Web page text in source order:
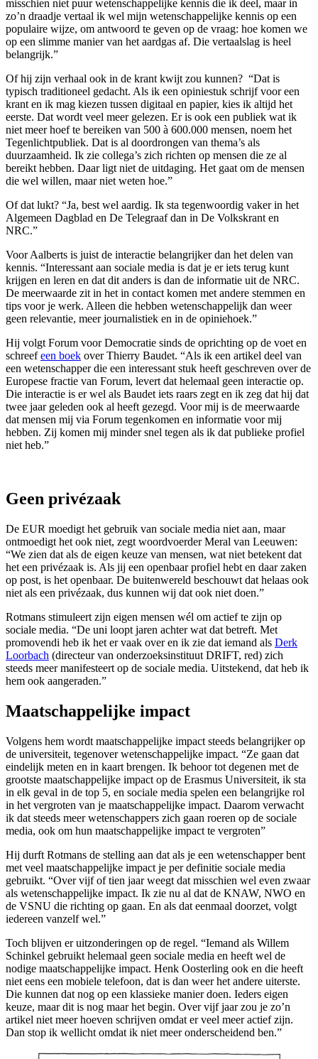
misschien niet puur wetenschappelijke kennis die ik deel, maar in
zo’n draadje vertaal ik wel mijn wetenschappelijke kennis op een
populaire wijze, om antwoord te geven op de vraag: hoe komen we
op een slimme manier van het aardgas af. Die vertaalslag is heel
belangrijk.”
Of hij zijn verhaal ook in de krant kwijt zou kunnen? “Dat is
typisch traditioneel gedacht. Als ik een opiniestuk schrijf voor een
krant en ik mag kiezen tussen digitaal en papier, kies ik altijd het
eerste. Dat wordt veel meer gelezen. Er is ook een publiek wat ik
niet meer hoef te bereiken van 500 à 600.000 mensen, noem het
Tegenlichtpubliek. Dat is al doordrongen van thema’s als
duurzaamheid. Ik zie collega’s zich richten op mensen die ze al
bereikt hebben. Daar ligt niet de uitdaging. Het gaat om de mensen
die wel willen, maar niet weten hoe.”
Of dat lukt? “Ja, best wel aardig. Ik sta tegenwoordig vaker in het
Algemeen Dagblad en De Telegraaf dan in De Volkskrant en
NRC.”
Voor Aalberts is juist de interactie belangrijker dan het delen van
kennis. “Interessant aan sociale media is dat je er iets terug kunt
krijgen en leren en dat dit anders is dan de informatie uit de NRC.
De meerwaarde zit in het in contact komen met andere stemmen en
tips voor je werk. Alleen die hebben wetenschappelijk dan weer
geen relevantie, meer journalistiek en in de opiniehoek.”
Hij volgt Forum voor Democratie sinds de oprichting op de voet en
schreefeen boek over Thierry Baudet. “Als ik een artikel deel van
een wetenschapper die een interessant stuk heeft geschreven over de
Europese fractie van Forum, levert dat helemaal geen interactie op.
Die interactie is er wel als Baudet iets raars zegt en ik zeg dat hij dat
twee jaar geleden ook al heeft gezegd. Voor mij is de meerwaarde
dat mensen mij via Forum tegenkomen en informatie voor mij
hebben. Zij komen mij minder snel tegen als ik dat publieke profiel
niet heb.”
Geen privézaak
De EUR moedigt het gebruik van sociale media niet aan, maar
ontmoedigt het ook niet, zegt woordvoerder Meral van Leeuwen:
“We zien dat als de eigen keuze van mensen, wat niet betekent dat
het een privézaak is. Als jij een openbaar profiel hebt en daar zaken
op post, is het openbaar. De buitenwereld beschouwt dat helaas ook
niet als een privézaak, dus kunnen wij dat ook niet doen.”
Rotmans stimuleert zijn eigen mensen wél om actief te zijn op
sociale media. “De uni loopt jaren achter wat dat betreft. Met
promovendi heb ik het er vaak over en ik zie dat iemand als Derk
Loorbach (directeur van onderzoeksinstituut DRIFT, red) zich
steeds meer manifesteert op de sociale media. Uitstekend, dat heb ik
hem ook aangeraden.”
Maatschappelijke impact
Volgens hem wordt maatschappelijke impact steeds belangrijker op
de universiteit, tegenover wetenschappelijke impact. “Ze gaan dat
eindelijk meten en in kaart brengen. Ik behoor tot degenen met de
grootste maatschappelijke impact op de Erasmus Universiteit, ik sta
in elk geval in de top 5, en sociale media spelen een belangrijke rol
in het vergroten van je maatschappelijke impact. Daarom verwacht
ik dat steeds meer wetenschappers zich gaan roeren op de sociale
media, ook om hun maatschappelijke impact te vergroten”
Hij durft Rotmans de stelling aan dat als je een wetenschapper bent
met veel maatschappelijke impact je per definitie sociale media
gebruikt. “Over vijf of tien jaar weegt dat misschien wel even zwaar
als wetenschappelijke impact. Ik zie nu al dat de KNAW, NWO en
de VSNU die richting op gaan. En als dat eenmaal doorzet, volgt
iedereen vanzelf wel.”
Toch blijven er uitzonderingen op de regel. “Iemand als Willem
Schinkel gebruikt helemaal geen sociale media en heeft wel de
nodige maatschappelijke impact. Henk Oosterling ook en die heeft
niet eens een mobiele telefoon, dat is dan weer het andere uiterste.
Die kunnen dat nog op een klassieke manier doen. Ieders eigen
keuze, maar dit is nog maar het begin. Over vijf jaar zou je zo’n
artikel niet meer hoeven schrijven omdat er veel meer actief zijn.
Dan stop ik wellicht omdat ik niet meer onderscheidend ben.”